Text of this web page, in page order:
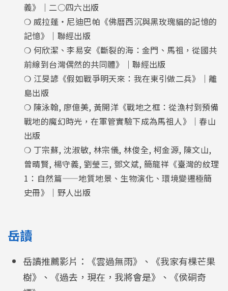
義》｜二○四六出版
❍ 威拉蓬‧尼迪巴帕《佛曆西沉與黑玫瑰貓的記憶的
記憶》｜聯經出版
❍ 何欣潔、李易安《斷裂的海：金門、馬祖，從國共
前線到台灣偶然的共同體》｜聯經出版
❍ 江旻諺《假如戰爭明天來：我在東引做二兵》｜離
島出版
❍ 陳泳翰, 廖億美, 黃開洋《戰地之框：從漁村到預備
戰地的魔幻時光，在軍管實驗下成為馬祖人》｜春山
出版
❍ 丁宗蘇, 沈淑敏, 林宗儀, 林俊全, 柯金源, 陳文山,
曾晴賢, 楊守義, 劉瑩三, 鄧文斌, 簡龍祥《臺灣的紋理
1：自然篇——地質地景、生物演化、環境變遷極簡
史冊》｜野人出版
岳讀
岳讀推薦影片：《雲過無雨》、《我家有棵芒果
樹》、《過去，現在，我將會是》、《侯硐奇